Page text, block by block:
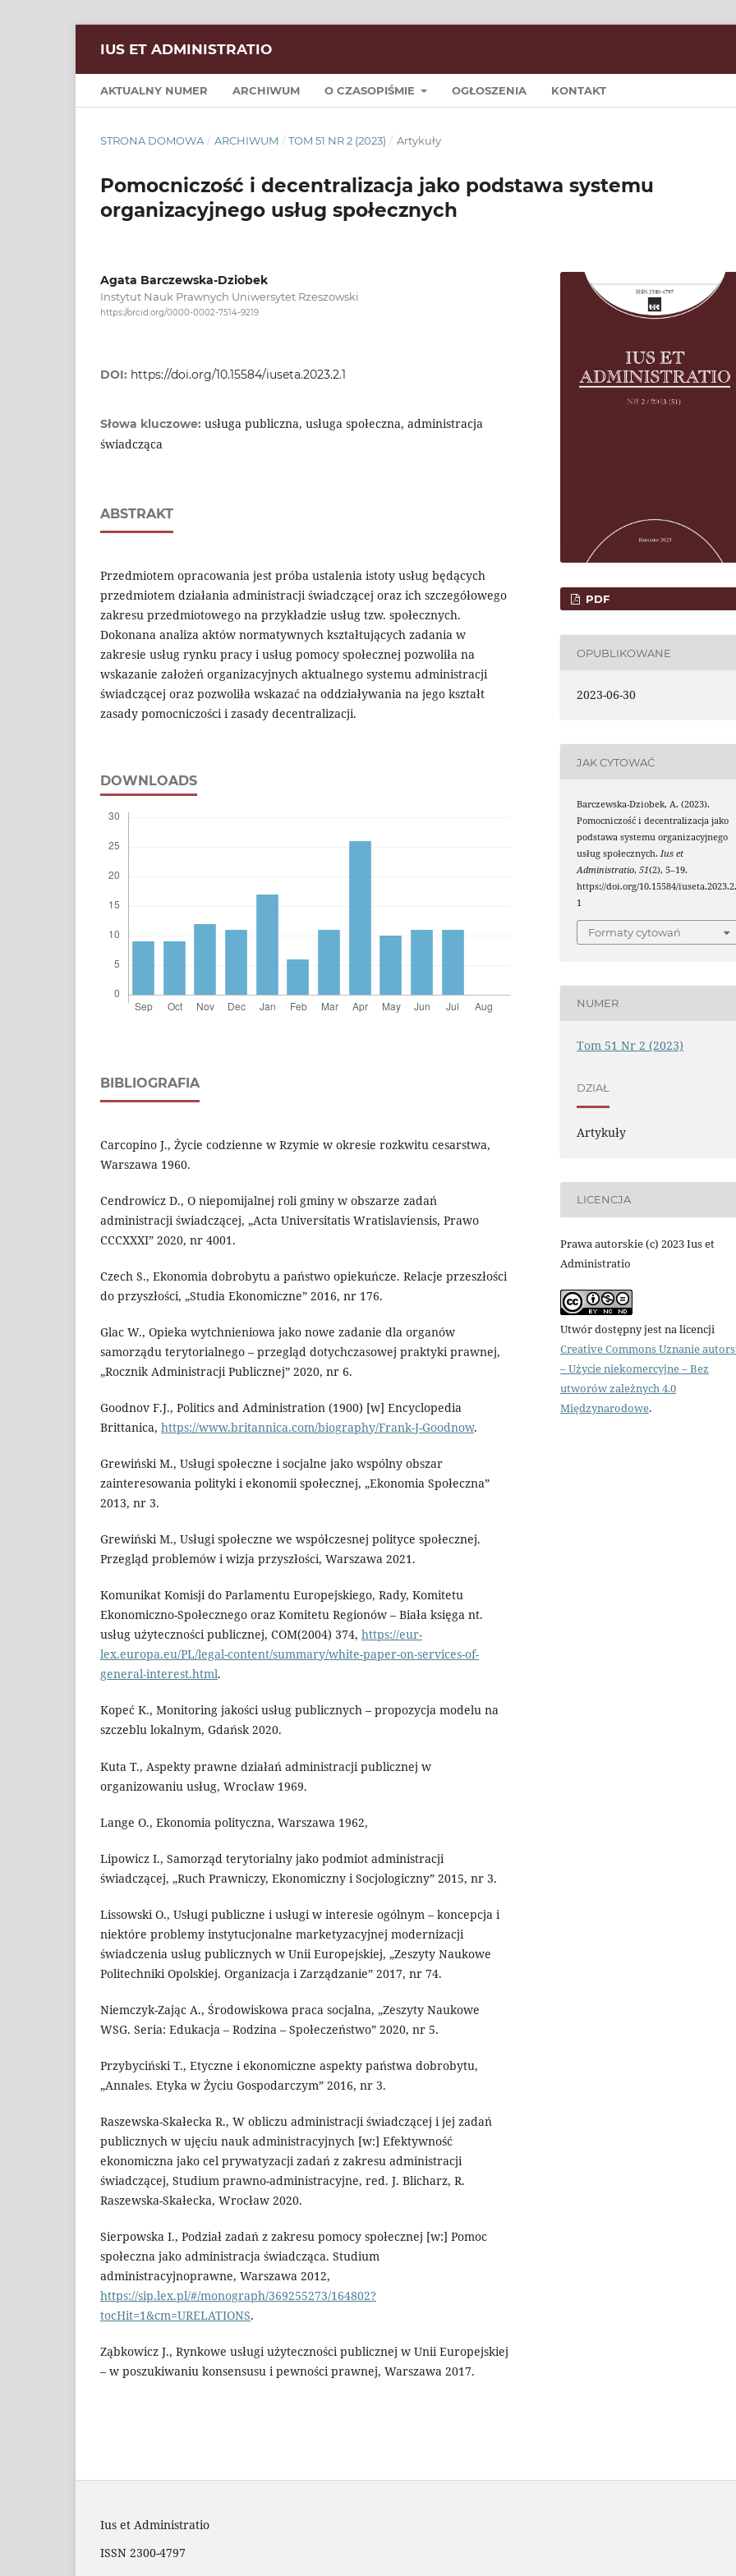
IUS ET ADMINISTRATIO
AKTUALNY NUMER ARCHIWUM O CZASOPIŚMIE OGŁOSZENIA KONTAKT
STRONA DOMOWA / ARCHIWUM / TOM 51 NR 2 (2023) / Artykuły
Pomocniczość i decentralizacja jako podstawa systemu
organizacyjnego usług społecznych
Agata Barczewska-Dziobek
Instytut Nauk Prawnych Uniwersytet Rzeszowski
https://orcid.org/0000-0002-7514-9219
DOI: https://doi.org/10.15584/iuseta.2023.2.1
Słowa kluczowe: usługa publiczna, usługa społeczna, administracja
świadcząca
ABSTRAKT
Przedmiotem opracowania jest próba ustalenia istoty usług będących
przedmiotem działania administracji świadczącej oraz ich szczegółowego
zakresu przedmiotowego na przykładzie usług tzw. społecznych.
Dokonana analiza aktów normatywnych kształtujących zadania w
zakresie usług rynku pracy i usług pomocy społecznej pozwoliła na
wskazanie założeń organizacyjnych aktualnego systemu administracji
świadczącej oraz pozwoliła wskazać na oddziaływania na jego kształt
zasady pomocniczości i zasady decentralizacji.
DOWNLOADS
BIBLIOGRAFIA
Carcopino J., Życie codzienne w Rzymie w okresie rozkwitu cesarstwa,
Warszawa 1960.
Cendrowicz D., O niepomijalnej roli gminy w obszarze zadań
administracji świadczącej, „Acta Universitatis Wratislaviensis, Prawo
CCCXXXI” 2020, nr 4001.
Czech S., Ekonomia dobrobytu a państwo opiekuńcze. Relacje przeszłości
do przyszłości, „Studia Ekonomiczne” 2016, nr 176.
Glac W., Opieka wytchnieniowa jako nowe zadanie dla organów
samorządu terytorialnego – przegląd dotychczasowej praktyki prawnej,
„Rocznik Administracji Publicznej” 2020, nr 6.
Goodnov F.J., Politics and Administration (1900) [w] Encyclopedia
Brittanica, https://www.britannica.com/biography/Frank-J-Goodnow.
Grewiński M., Usługi społeczne i socjalne jako wspólny obszar
zainteresowania polityki i ekonomii społecznej, „Ekonomia Społeczna”
2013, nr 3.
Grewiński M., Usługi społeczne we współczesnej polityce społecznej.
Przegląd problemów i wizja przyszłości, Warszawa 2021.
Komunikat Komisji do Parlamentu Europejskiego, Rady, Komitetu
Ekonomiczno-Społecznego oraz Komitetu Regionów – Biała księga nt.
usług użyteczności publicznej, COM(2004) 374, https://eur-
lex.europa.eu/PL/legal-content/summary/white-paper-on-services-of-
general-interest.html.
Kopeć K., Monitoring jakości usług publicznych – propozycja modelu na
szczeblu lokalnym, Gdańsk 2020.
Kuta T., Aspekty prawne działań administracji publicznej w
organizowaniu usług, Wrocław 1969.
Lange O., Ekonomia polityczna, Warszawa 1962,
Lipowicz I., Samorząd terytorialny jako podmiot administracji
świadczącej, „Ruch Prawniczy, Ekonomiczny i Socjologiczny” 2015, nr 3.
Lissowski O., Usługi publiczne i usługi w interesie ogólnym – koncepcja i
niektóre problemy instytucjonalne marketyzacyjnej modernizacji
świadczenia usług publicznych w Unii Europejskiej, „Zeszyty Naukowe
Politechniki Opolskiej. Organizacja i Zarządzanie” 2017, nr 74.
Niemczyk-Zając A., Środowiskowa praca socjalna, „Zeszyty Naukowe
WSG. Seria: Edukacja – Rodzina – Społeczeństwo” 2020, nr 5.
Przybyciński T., Etyczne i ekonomiczne aspekty państwa dobrobytu,
„Annales. Etyka w Życiu Gospodarczym” 2016, nr 3.
Raszewska-Skałecka R., W obliczu administracji świadczącej i jej zadań
publicznych w ujęciu nauk administracyjnych [w:] Efektywność
ekonomiczna jako cel prywatyzacji zadań z zakresu administracji
świadczącej, Studium prawno-administracyjne, red. J. Blicharz, R.
Raszewska-Skałecka, Wrocław 2020.
Sierpowska I., Podział zadań z zakresu pomocy społecznej [w:] Pomoc
społeczna jako administracja świadcząca. Studium
administracyjnoprawne, Warszawa 2012,
https://sip.lex.pl/#/monograph/369255273/164802?
tocHit=1&cm=URELATIONS.
Ząbkowicz J., Rynkowe usługi użyteczności publicznej w Unii Europejskiej
– w poszukiwaniu konsensusu i pewności prawnej, Warszawa 2017.
PDF
OPUBLIKOWANE
2023-06-30
JAK CYTOWAĆ
Barczewska-Dziobek, A. (2023).
Pomocniczość i decentralizacja jako
podstawa systemu organizacyjnego
usług społecznych.Ius et
Administratio,51(2), 5–19.
https://doi.org/10.15584/
1
Formaty cytowań
NUMER
Tom 51 Nr 2 (2023)
DZIAŁ
Artykuły
LICENCJA
Prawa autorskie (c) 2023 Ius et
Administratio
Utwór dostępny jest na licencji
Creative Commons Uznanie
– Użycie niekomercyjne – Bez
utworów zależnych 4.0
Międzynarodowe.
Ius et Administratio
ISSN 2300-4797